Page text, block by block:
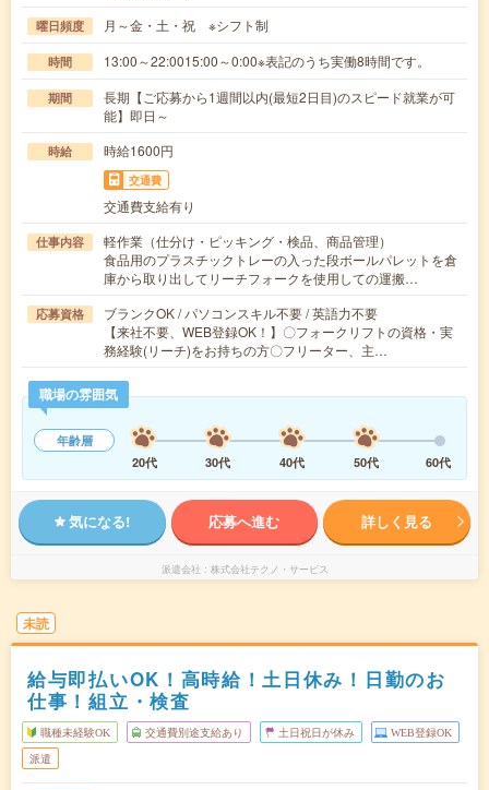
曜日頻度 月～金・土・祝 ※シフト制
時間 13:00～22:0015:00～0:00※表記のうち実働8時間です。
期間
長期【ご応募から1週間以内(最短2日目)のスピード就業が可
能】即日～
時給 時給1600円
交通費
交通費支給有り
仕事内容
軽作業（仕分け・ピッキング・検品、商品管理）
食品用のプラスチックトレーの入った段ボールパレットを倉
庫から取り出してリーチフォークを使用しての運搬…
応募資格
ブランクOK / パソコンスキル不要 / 英語力不要
【来社不要、WEB登録OK！】〇フォークリフトの資格・実
務経験(リーチ)をお持ちの方〇フリーター、主…
職場の雰囲気
年齢層
20代
30代 40代 50代 60代
気になる! 応募へ進む 詳しく見る
派遣会社 株式会社テクノ・サービス
未読
給与即払いOK！高時給！土日休み！日勤のお
仕事！組立・検査
職種未経験OK 交通費別途支給あり 土日祝日が休み WEB登録OK
派遣